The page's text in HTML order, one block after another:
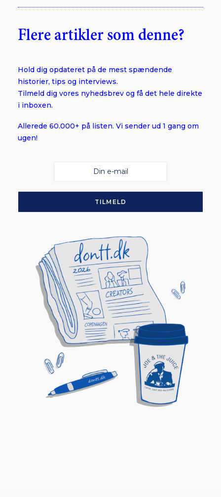
Flere artikler som denne?
Hold dig opdateret på de mest spændende
historier, tips og interviews.
Tilmeld dig vores nyhedsbrev og få det hele direkte
i inboxen.
Allerede 60.000+ på listen. Vi sender ud 1 gang om
ugen!